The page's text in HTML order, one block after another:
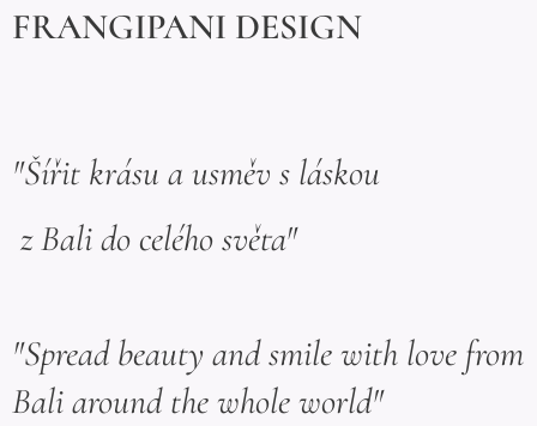
FRANGIPANI DESIGN
"Šířit krásu a usměv s láskou
z Bali do celého světa"
"Spread beauty and smile with love from
Bali around the whole world"